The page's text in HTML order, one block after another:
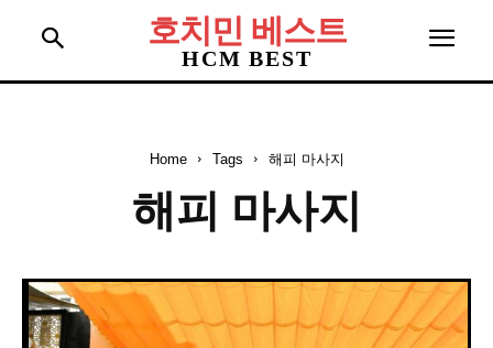
호치민 베스트
HCM BEST
Home Tags 해피 마사지
해피 마사지